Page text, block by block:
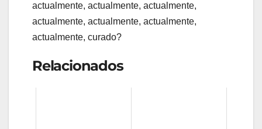
actualmente, actualmente, actualmente,
actualmente, actualmente, actualmente,
actualmente, curado?
Relacionados